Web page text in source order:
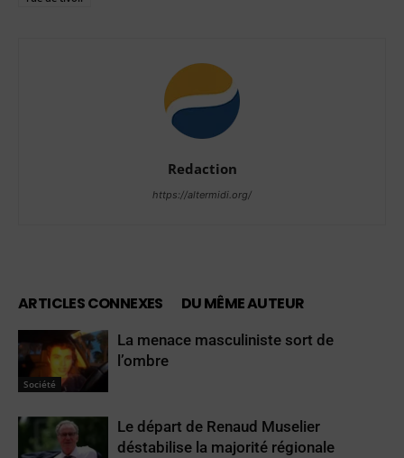
Redaction
https://altermidi.org/
ARTICLES CONNEXES DU MÊME AUTEUR
Société
La menace masculiniste sort de
l’ombre
Le départ de Renaud Muselier
déstabilise la majorité régionale